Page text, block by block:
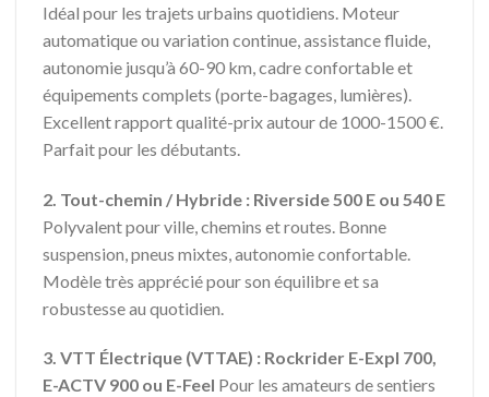
Idéal pour les trajets urbains quotidiens. Moteur
automatique ou variation continue, assistance fluide,
autonomie jusqu’à 60-90 km, cadre confortable et
équipements complets (porte-bagages, lumières).
Excellent rapport qualité-prix autour de 1000-1500 €.
Parfait pour les débutants.
2. Tout-chemin / Hybride : Riverside 500 E ou 540 E
Polyvalent pour ville, chemins et routes. Bonne
suspension, pneus mixtes, autonomie confortable.
Modèle très apprécié pour son équilibre et sa
robustesse au quotidien.
3. VTT Électrique (VTTAE) : Rockrider E-Expl 700,
E-ACTV 900 ou E-Feel Pour les amateurs de sentiers